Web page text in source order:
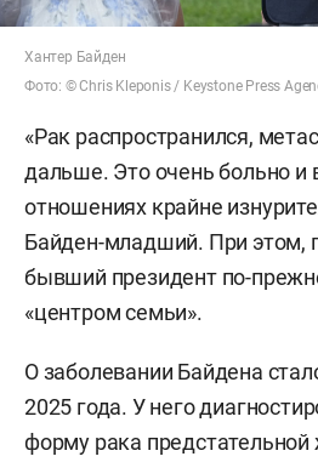
Хантер Байден
Фото: © Chris Kleponis / Keystone Press
«Рак распространился,
дальше. Это очень больно и
отношениях крайне
Байден-младший. При этом,
бывший президент по-
«центром семьи».
О заболевании Байдена
2025 года. У него
форму рака